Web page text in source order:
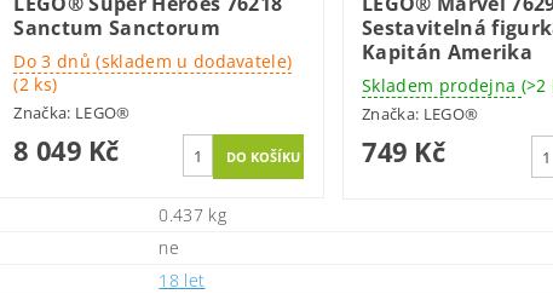
Sanctum Sanctorum
Do 3 dnů (skladem u dodavatele)
(2 ks)
Značka: LEGO®
8 049 Kč
Sestavitelná
Kapitán Amerika
Skladem prodejna (>2
Značka: LEGO®
749 Kč
0.437 kg
ne
18 let